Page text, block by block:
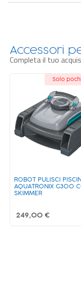
montata tutto l’anno
Caratteristiche e
L’elegantestampa
di lusso a ogni tuffo!
Accessori
Completa il tuo
Solo
ROBOT PULISCI
AQUATRONIX G300
SKIMMER
249,00 €